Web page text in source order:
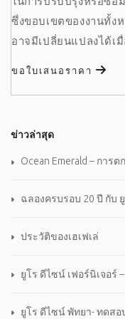
ซึ่งขอบเขตของงานทั้ง
อาจมีเปลี่ยนแปลงได้เ
ขอใบเสนอราคา
ข่าวล่าสุด
Ocean Emerald – การ
ฉลองครบรอบ 20 ปี กับ
ประวัติของเฮเฟเล่
ยูโร ดีไซน์ เฟอร์นิเจอร์
ยูโร ดีไซน์ พัทยา- ทดสอ